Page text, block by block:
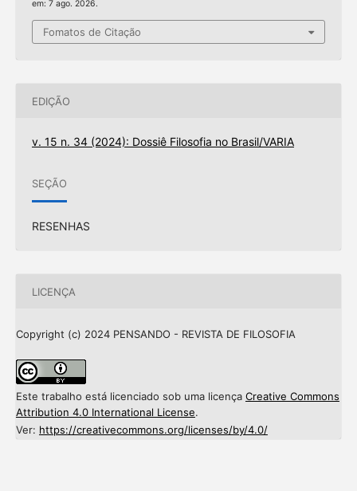
em: 7 ago. 2026.
Fomatos de Citação
EDIÇÃO
v. 15 n. 34 (2024): Dossiê Filosofia no Brasil/VARIA
SEÇÃO
RESENHAS
LICENÇA
Copyright (c) 2024 PENSANDO - REVISTA DE FILOSOFIA
Este trabalho está licenciado sob uma licença Creative Commons
Attribution 4.0 International License.
Ver: https://creativecommons.org/licenses/by/4.0/